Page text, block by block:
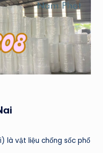
là vật liệu chống sốc phổ